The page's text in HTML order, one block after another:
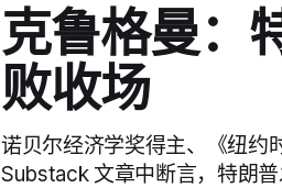
克鲁格曼：
败收场
诺贝尔经济学奖得主、《纽约
Substack 文章中断言，特朗